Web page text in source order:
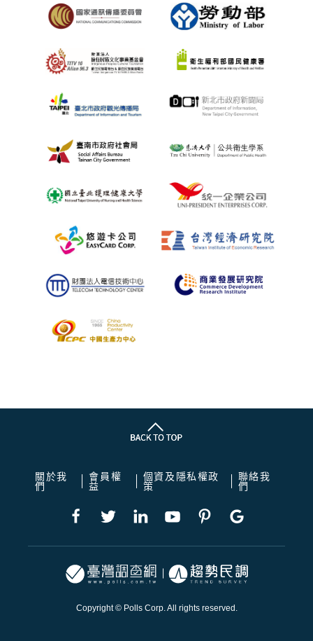
關於我
們
會員權
益
個資及隱私權政
策
聯絡我
們
Copyright © Polls Corp. All rights reserved.